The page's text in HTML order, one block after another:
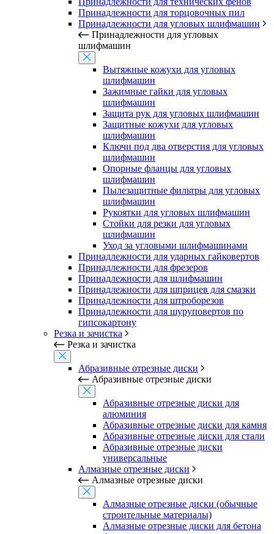
Принадлежности для торцовочных пил
Принадлежности для угловых шлифмашин
Принадлежности для угловых
шлифмашин
Вытяжные кожухи для угловых
шлифмашин
Зажимные гайки для угловых
шлифмашин
Защита рук для угловых шлифмашин
Защитные кожухи для угловых
шлифмашин
Ключи под два отверстия для угловых
шлифмашин
Опорные фланцы для угловых
шлифмашин
Пылезащитные фильтры для угловых
шлифмашин
Рукоятки для угловых шлифмашин
Стойки для резки для угловых
шлифмашин
Уход за угловыми шлифмашинами
Принадлежности для ударных гайковертов
Принадлежности для фрезеров
Принадлежности для шлифмашин
Принадлежности для шприцев для смазки
Принадлежности для штроборезов
Принадлежности для шуруповертов по
гипсокартону
Резка и зачистка
Резка и зачистка
Абразивные отрезные диски
Абразивные отрезные диски
Абразивные отрезные диски для
алюминия
Абразивные отрезные диски для камня
Абразивные отрезные диски для стали
Абразивные отрезные диски
универсальные
Алмазные отрезные диски
Алмазные отрезные диски
Алмазные отрезные диски (обычные
строительные материалы)
Алмазные отрезные диски для бетона